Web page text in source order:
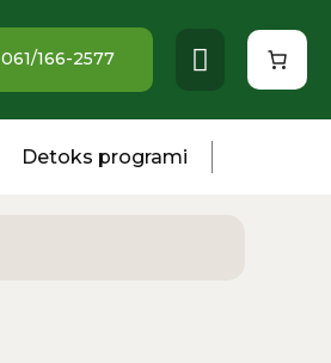
061/166-2577
Detoks programi